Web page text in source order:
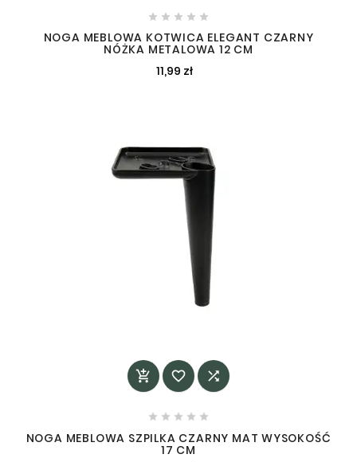
    
NOGA MEBLOWA KOTWICA ELEGANT CZARNY
NÓŻKA METALOWA 12 CM
11,99 zł
  
    
NOGA MEBLOWA SZPILKA CZARNY MAT WYSOKOŚĆ
17 CM